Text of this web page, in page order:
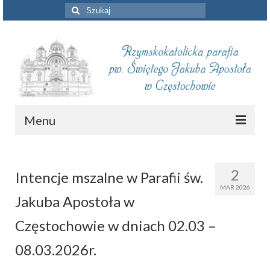
Szuklaj
w:
Menu
Intencje mszalne
Informacje duszpasterskie
Piszą o nas
Remont kościoła
2
MAR 2026
Intencje mszalne w Parafii św.
Jakuba Apostoła w
Częstochowie w dniach 02.03 –
08.03.2026r.